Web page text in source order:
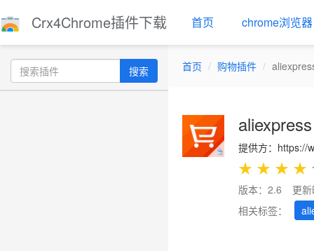
Crx4Chrome插件下载 首页 chrome浏览器
搜索 首页 购物插件
提供方：https://
★ ★ ★ ★
版本：2.6
更
相关标签：